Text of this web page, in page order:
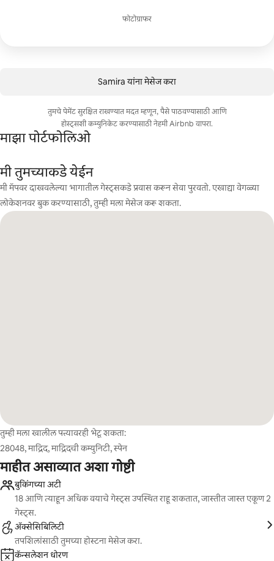
फोटोग्राफर
Samira यांना मेसेज करा
तुमचे पेमेंट सुरक्षित राखण्यात मदत म्हणून, पैसे पाठवण्यासाठी आणि
होस्ट्सशी कम्युनिकेट करण्यासाठी नेहमी Airbnb वापरा.
माझा पोर्टफोलिओ
मी तुमच्याकडे येईन
मी मॅपवर दाखवलेल्या भागातील गेस्ट्सकडे प्रवास करून सेवा पुरवतो. एखाद्या वेगळ्या
लोकेशनवर बुक करण्यासाठी, तुम्ही मला मेसेज करू शकता.
तुम्ही मला खालील पत्त्यावरही भेटू शकता:
28048, माद्रिद, माद्रिदची कम्युनिटी, स्पेन
माहीत असाव्यात अशा गोष्टी
बुकिंगच्या अटी
18 आणि त्याहून अधिक वयाचे गेस्ट्स उपस्थित राहू शकतात, जास्तीत जास्त एकूण 2
गेस्ट्स.
ॲक्सेसिबिलिटी
तपशिलांसाठी तुमच्या होस्टना मेसेज करा.
कॅन्सलेशन धोरण